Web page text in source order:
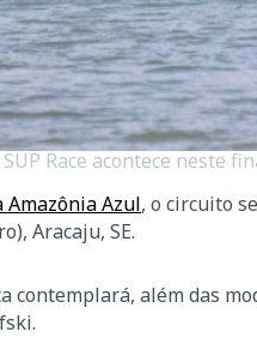
Race acontece neste
Amazônia Azul, o circuito
Aracaju, SE.
contemplará, além das